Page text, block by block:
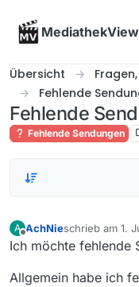
Übersicht
Fehlende
Fehlende
Fehlende Sendungen
A
Offline
AchNieschrieb am 1.
zuletzt editiert
Ich möchte fehlende
Allgemein habe ich